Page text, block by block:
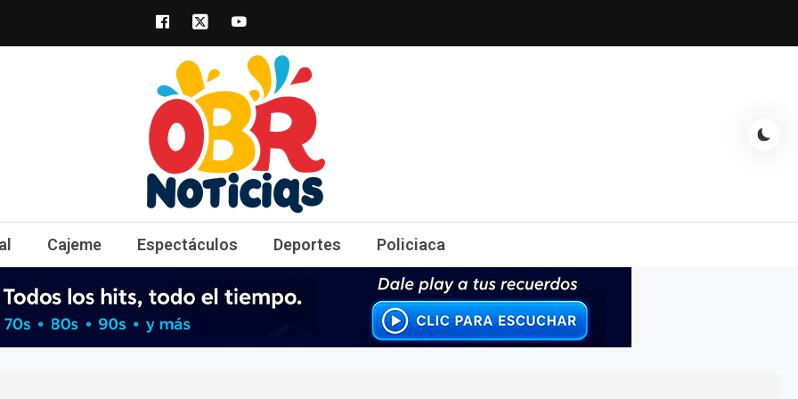
obrnoticias.com
obr noticias noticias, entretenimiento y espectáculos, entrevistas con famosos, showbizz, podcast, chismes y
Cajeme Espectáculos Deportes Policiaca